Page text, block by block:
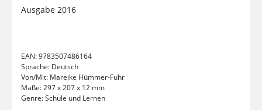
Ausgabe 2016
EAN:9783507486164
Sprache: Deutsch
Von/Mit: Mareike Hümmer-Fuhr
Maße:297 x 207 x 12 mm
Genre:Schule und Lernen